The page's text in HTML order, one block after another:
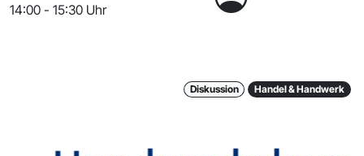
14:00 - 15:30 Uhr
Diskussion Handel & Handwerk